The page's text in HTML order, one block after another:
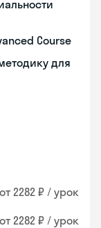
Course
для
от 2282 ₽ / урок
от 2282 ₽ / урок